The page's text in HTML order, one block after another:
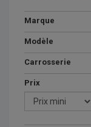
Marque
Modèle
Carrosserie
Prix